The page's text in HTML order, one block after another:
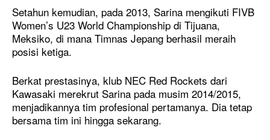
Setahun kemudian, pada 2013, Sarina mengikuti FIVB
Women’s U23 World Championship di Tijuana,
Meksiko, di mana Timnas Jepang berhasil meraih
posisi ketiga.
Berkat prestasinya, klub NEC Red Rockets dari
Kawasaki merekrut Sarina pada musim 2014/2015,
menjadikannya tim profesional pertamanya. Dia tetap
bersama tim ini hingga sekarang.